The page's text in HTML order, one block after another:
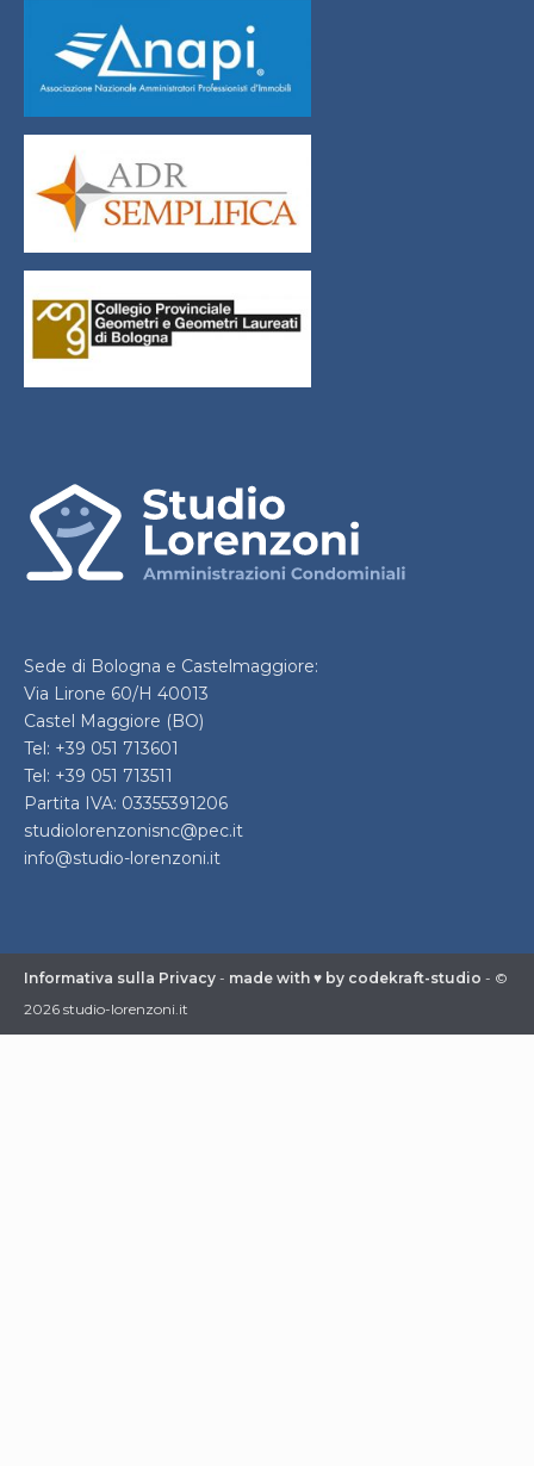
Sede di Bologna e Castelmaggiore:
Via Lirone 60/H 40013
Castel Maggiore (BO)
Tel: +39 051 713601
Tel: +39 051 713511
Partita IVA: 03355391206
studiolorenzonisnc@pec.it
info@studio-lorenzoni.it
Informativa sulla Privacy - made with ♥ by codekraft-studio - ©
2026 studio-lorenzoni.it